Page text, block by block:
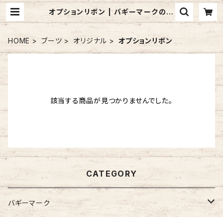
オプションリボン | バギーマークのお
店 mon mignon pêche
HOME ブーツ オリジナル オプションリボン
該当する商品が見つかりませんでした。
CATEGORY
バギーマーク